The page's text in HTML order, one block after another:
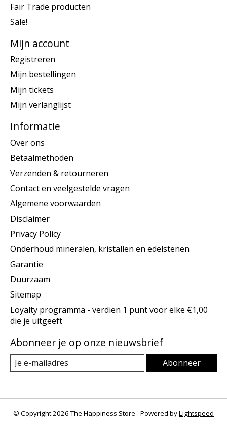
Fair Trade producten
Sale!
Mijn account
Registreren
Mijn bestellingen
Mijn tickets
Mijn verlanglijst
Informatie
Over ons
Betaalmethoden
Verzenden & retourneren
Contact en veelgestelde vragen
Algemene voorwaarden
Disclaimer
Privacy Policy
Onderhoud mineralen, kristallen en edelstenen
Garantie
Duurzaam
Sitemap
Loyalty programma - verdien 1 punt voor elke €1,00
die je uitgeeft
Abonneer je op onze nieuwsbrief
Abonneer
© Copyright 2026 The Happiness Store - Powered byLightspeed